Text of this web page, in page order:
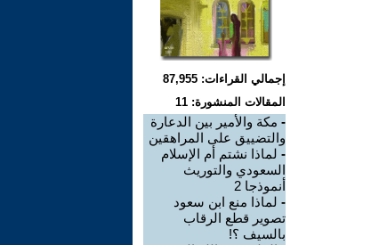
إجمالي القراءات: 87,955
المقالات المنشورة: 11
- مكة والأمير بين الدعارة
والتضييق على المراهقين
- لماذا نشتم أم الإسلام
السعودي والتوريث
أنموذجا 2
- لماذا منع ابن سعود
تصوير قطع الرقاب
بالسيف ؟!